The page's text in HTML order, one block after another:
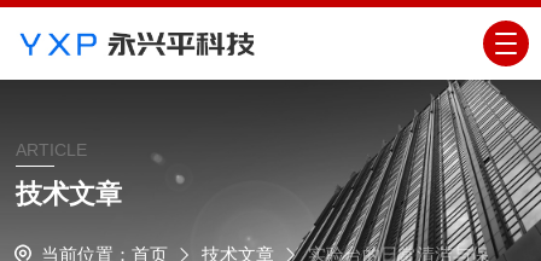
ARTICLE
技术文章
当前位置： 首页 技术文章
实验台的日常清洁与保